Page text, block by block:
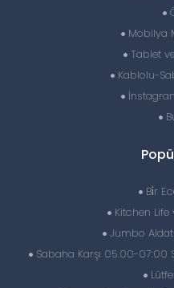
Mobilya
Tablet
Kablolu-
Bi̇r
Kitchen
Jumbo
Sabaha Karşı 05.00-07:00